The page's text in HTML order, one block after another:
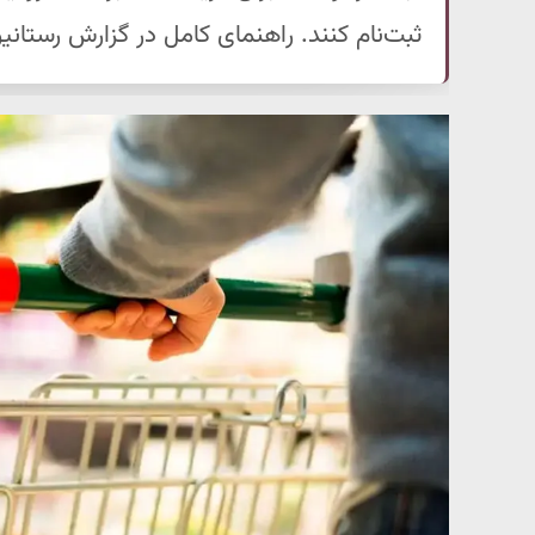
ثبت‌نام کنند. راهنمای کامل در گزارش